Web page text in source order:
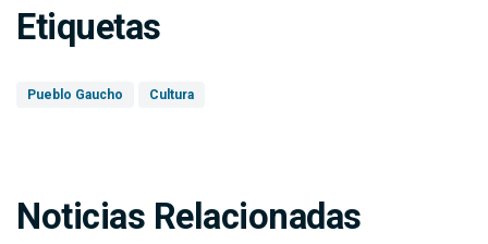
Etiquetas
Pueblo Gaucho Cultura
Noticias Relacionadas